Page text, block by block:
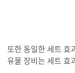
또한 동일한 세트 효
유물 장비는 세트 효